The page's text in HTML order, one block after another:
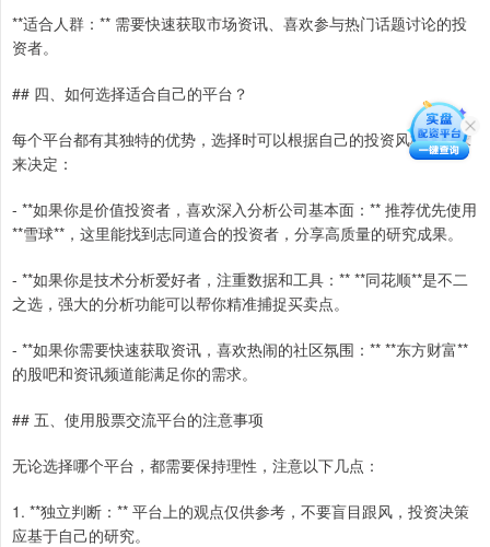
**适合人群：** 需要快速获取市场资讯、喜欢参与热门话题讨论的投
资者。
## 四、如何选择适合自己的平台？
每个平台都有其独特的优势，选择时可以根据自己的投资风格和需求
来决定：
- **如果你是价值投资者，喜欢深入分析公司基本面：** 推荐优先使用
**雪球**，这里能找到志同道合的投资者，分享高质量的研究成果。
- **如果你是技术分析爱好者，注重数据和工具：** **同花顺**是不二
之选，强大的分析功能可以帮你精准捕捉买卖点。
- **如果你需要快速获取资讯，喜欢热闹的社区氛围：** **东方财富**
的股吧和资讯频道能满足你的需求。
## 五、使用股票交流平台的注意事项
无论选择哪个平台，都需要保持理性，注意以下几点：
1. **独立判断：** 平台上的观点仅供参考，不要盲目跟风，投资决策
应基于自己的研究。